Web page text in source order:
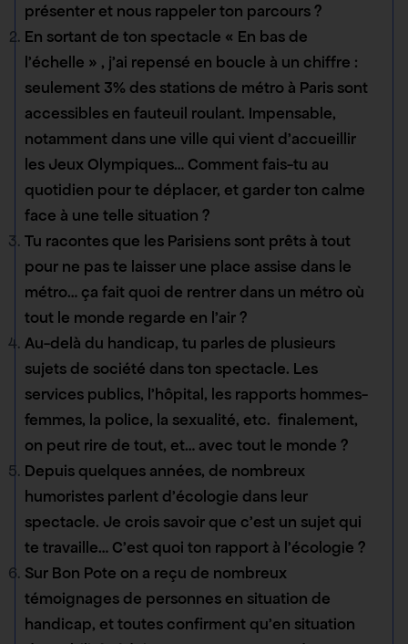
présenter et nous rappeler ton parcours ?
En sortant de ton spectacle « En bas de
l’échelle » , j’ai repensé en boucle à un chiffre :
seulement 3% des stations de métro à Paris sont
accessibles en fauteuil roulant. Impensable,
notamment dans une ville qui vient d’accueillir
les Jeux Olympiques… Comment fais-tu au
quotidien pour te déplacer, et garder ton calme
face à une telle situation ?
Tu racontes que les Parisiens sont prêts à tout
pour ne pas te laisser une place assise dans le
métro… ça fait quoi de rentrer dans un métro où
tout le monde regarde en l’air ?
Au-delà du handicap, tu parles de plusieurs
sujets de société dans ton spectacle. Les
services publics, l’hôpital, les rapports hommes-
femmes, la police, la sexualité, etc. finalement,
on peut rire de tout, et… avec tout le monde ?
Depuis quelques années, de nombreux
humoristes parlent d’écologie dans leur
spectacle. Je crois savoir que c’est un sujet qui
te travaille… C’est quoi ton rapport à l’écologie ?
Sur Bon Pote on a reçu de nombreux
témoignages de personnes en situation de
handicap, et toutes confirment qu’en situation